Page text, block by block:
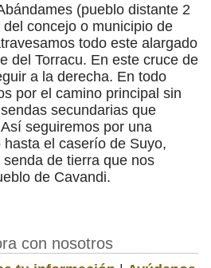
(pueblo distante 2
concejo o municipio de
todo este alargado
del Torracu. En este cruce de
a la derecha. En todo
por el camino principal sin
secundarias que
seguiremos por una
el caserío de Suyo,
de tierra que nos
de Cavandi.
con nosotros